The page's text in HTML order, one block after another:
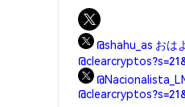
@shahu_as おは